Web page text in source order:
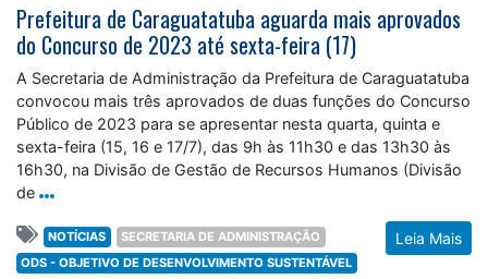
Prefeitura de Caraguatatuba aguarda mais aprovados
do Concurso de 2023 até sexta-feira (17)
A Secretaria de Administração da Prefeitura de Caraguatatuba
convocou mais três aprovados de duas funções do Concurso
Público de 2023 para se apresentar nesta quarta, quinta e
sexta-feira (15, 16 e 17/7), das 9h às 11h30 e das 13h30 às
16h30, na Divisão de Gestão de Recursos Humanos (Divisão
de
Leia Mais
NOTÍCIAS
SECRETARIA DE ADMINISTRAÇÃO
ODS - OBJETIVO DE DESENVOLVIMENTO SUSTENTÁVEL